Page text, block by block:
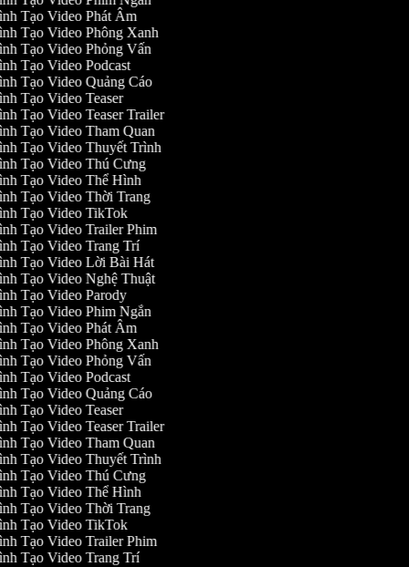
Tạo Video Phát Âm
Tạo Video Phông Xanh
Tạo Video Phỏng Vấn
Tạo Video Podcast
Tạo Video Quảng Cáo
Tạo Video Teaser
Tạo Video Teaser Trailer
Tạo Video Tham Quan
Tạo Video Thuyết Trình
Tạo Video Thú Cưng
Tạo Video Thể Hình
Tạo Video Thời Trang
Tạo Video TikTok
Tạo Video Trailer Phim
Tạo Video Trang Trí
Tạo Video Lời Bài Hát
Tạo Video Nghệ Thuật
Tạo Video Parody
Tạo Video Phim Ngắn
Tạo Video Phát Âm
Tạo Video Phông Xanh
Tạo Video Phỏng Vấn
Tạo Video Podcast
Tạo Video Quảng Cáo
Tạo Video Teaser
Tạo Video Teaser Trailer
Tạo Video Tham Quan
Tạo Video Thuyết Trình
Tạo Video Thú Cưng
Tạo Video Thể Hình
Tạo Video Thời Trang
Tạo Video TikTok
Tạo Video Trailer Phim
Tạo Video Trang Trí